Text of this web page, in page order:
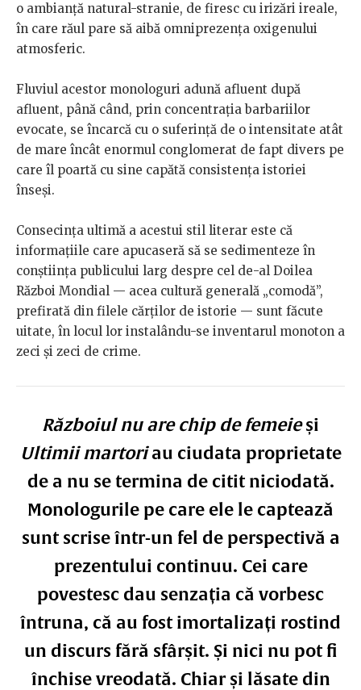
o ambianță natural-stranie, de firesc cu irizări ireale,
în care răul pare să aibă omniprezența oxigenului
atmosferic.
Fluviul acestor monologuri adună afluent după
afluent, până când, prin concentrația barbariilor
evocate, se încarcă cu o suferință de o intensitate atât
de mare încât enormul conglomerat de fapt divers pe
care îl poartă cu sine capătă consistența istoriei
înseși.
Consecința ultimă a acestui stil literar este că
informațiile care apucaseră să se sedimenteze în
conștiința publicului larg despre cel de-al Doilea
Război Mondial — acea cultură generală „comodă”,
prefirată din filele cărților de istorie — sunt făcute
uitate, în locul lor instalându-se inventarul monoton a
zeci și zeci de crime.
Războiul nu are chip de femeieși
Ultimii martoriau ciudata proprietate
de a nu se termina de citit niciodată.
Monologurile pe care ele le captează
sunt scrise într-un fel de perspectivă a
prezentului continuu. Cei care
povestesc dau senzația că vorbesc
întruna, că au fost imortalizați rostind
un discurs fără sfârșit. Și nici nu pot fi
închise vreodată. Chiar și lăsate din